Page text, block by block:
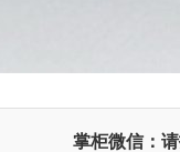
掌柜微信：